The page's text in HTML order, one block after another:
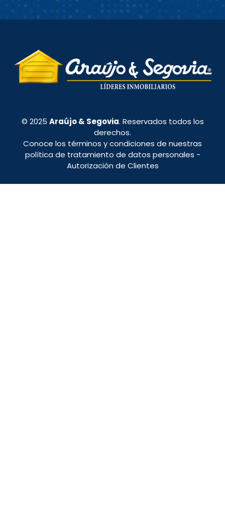
© 2025 Araújo & Segovia. Reservados todos los
derechos.
Conoce los términos y condiciones de nuestras
política de tratamiento de datos personales -
Autorización de Clientes